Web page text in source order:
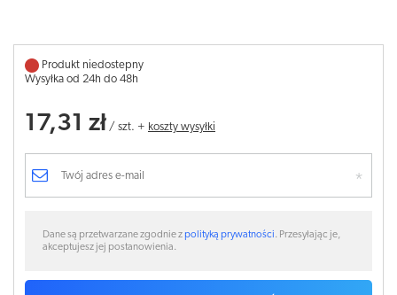
Produkt niedostepny
Wysyłka od 24h do 48h
17,31 zł / szt. + koszty wysyłki
Dane są przetwarzane zgodnie zpolityką prywatności. Przesyłając je,
akceptujesz jej postanowienia.